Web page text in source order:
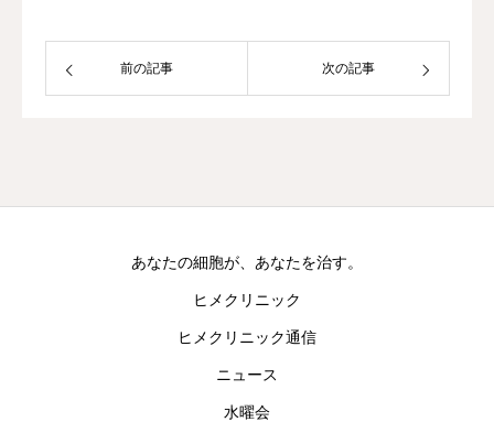
前の記事 次の記事
あなたの細胞が、あなたを治す。
ヒメクリニック
ヒメクリニック通信
ニュース
水曜会